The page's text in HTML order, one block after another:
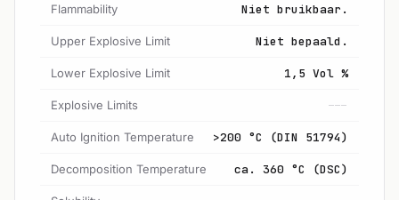
Flammability Niet bruikbaar.
Upper Explosive Limit Niet bepaald.
Lower Explosive Limit 1,5 Vol %
Explosive Limits ---
Auto Ignition Temperature >200 °C (DIN 51794)
Decomposition Temperature ca. 360 °C (DSC)